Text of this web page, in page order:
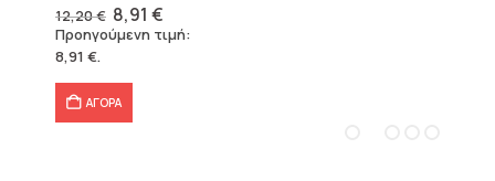
12,20€ Original
price
was:
8,91 €Η
τρέχουσα
τιμή
Προηγούμενη τιμή:
8,91 €.
ΑΓΟΡΑ